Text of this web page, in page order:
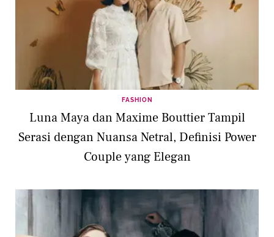
FASHION
Luna Maya dan Maxime Bouttier Tampil
Serasi dengan Nuansa Netral, Definisi Power
Couple yang Elegan